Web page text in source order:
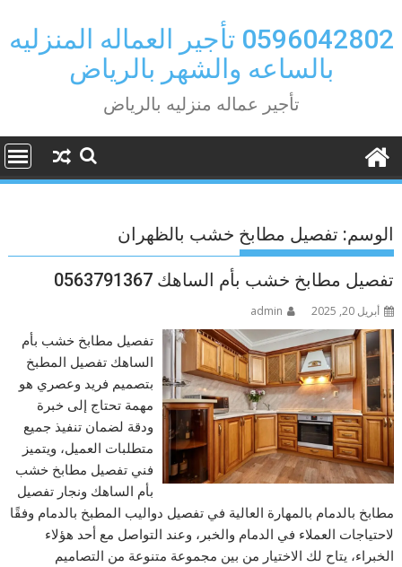
to
content
0596042802 تأجير العماله المنزليه
بالساعه والشهر بالرياض
تأجير عماله منزليه بالرياض
الوسم: تفصيل مطابخ خشب بالظهران
تفصيل مطابخ خشب بأم الساهك 0563791367
أبريل 20, 2025 admin
تفصيل مطابخ خشب بأم
الساهك تفصيل المطبخ
بتصميم فريد وعصري هو
مهمة تحتاج إلى خبرة
ودقة لضمان تنفيذ جميع
متطلبات العميل، ويتميز
فني تفصيل مطابخ خشب
بأم الساهك ونجار تفصيل
مطابخ بالدمام بالمهارة العالية في تفصيل دواليب المطبخ بالدمام وفقًا
لاحتياجات العملاء في الدمام والخبر، وعند التواصل مع أحد هؤلاء
الخبراء، يتاح لك الاختيار من بين مجموعة متنوعة من التصاميم